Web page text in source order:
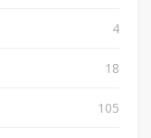
4
18
105